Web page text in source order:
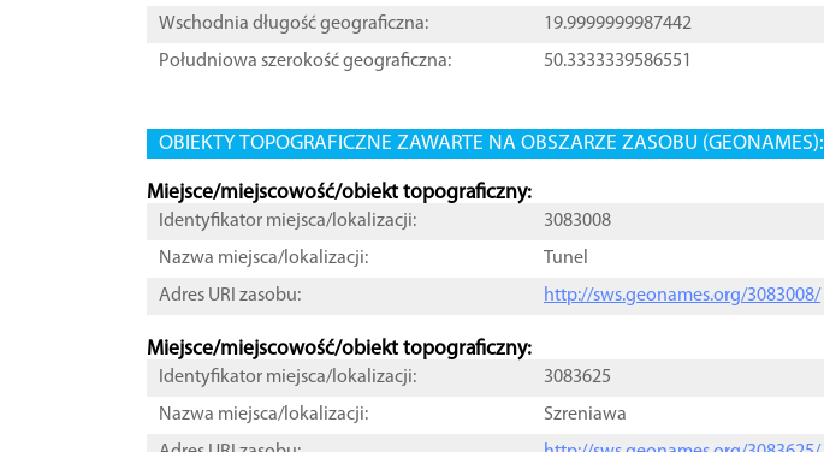
Wschodnia długość geograficzna:
19.9999999987442
Południowa szerokość geograficzna:
50.3333339586551
OBIEKTY TOPOGRAFICZNE ZAWARTE NA OBSZARZE ZASOBU (GEONAMES):
Miejsce/miejscowość/obiekt topograficzny:
Identyfikator miejsca/lokalizacji:
3083008
Nazwa miejsca/lokalizacji:
Tunel
Adres URI zasobu:
http://sws.geonames.org/3083008/
Miejsce/miejscowość/obiekt topograficzny:
Identyfikator miejsca/lokalizacji:
3083625
Nazwa miejsca/lokalizacji:
Szreniawa